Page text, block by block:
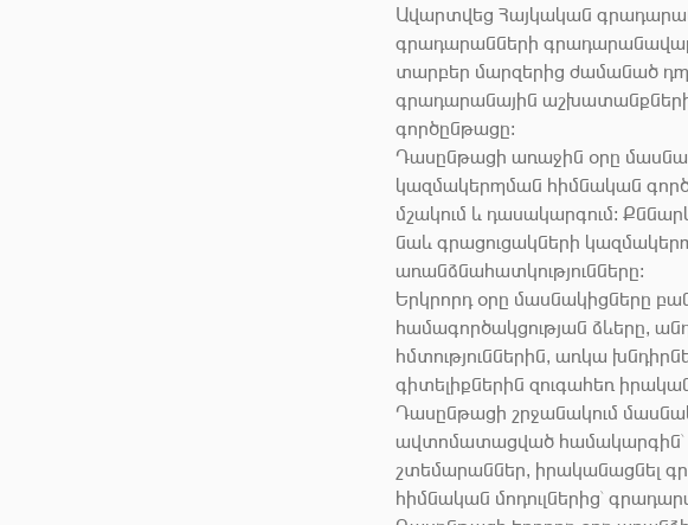
Ավարտվեց Հայկական
գրադարանների
տարբեր մարզերից ժամանած
գրադարանային աշխատանքների
գործընթացը։
Դասընթացի առաջին օրը
կազմակերպման հիմնական
մշակում և դասակարգում։
նաև գրացուցակների
առանձնահատկությունները։
Երկրորդ օրը մասնակիցները
համագործակցության ձևերը,
հմտություններին, առկա
գիտելիքներին զուգահեռ
Դասընթացի շրջանակում
ավտոմատացված համակարգին՝
շտեմարաններ, իրականացնել
հիմնական մոդուլներից՝